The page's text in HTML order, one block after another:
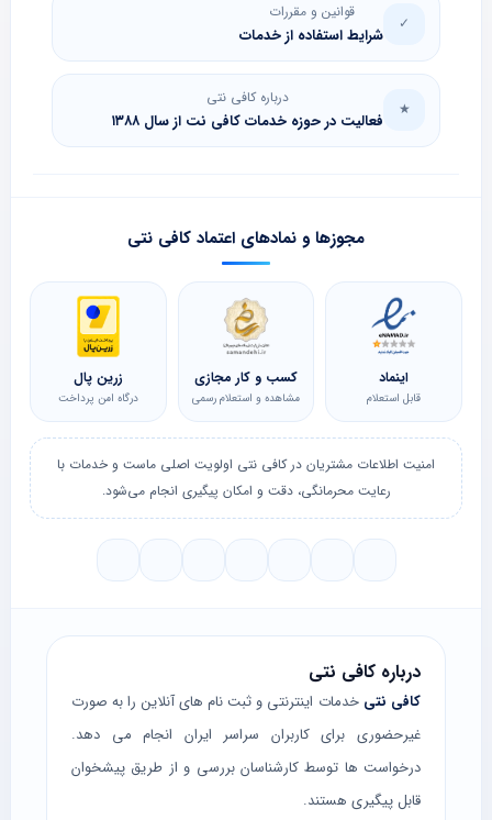
✓
قوانین و مقررات
شرایط استفاده از خدمات
★
درباره کافی نتی
فعالیت در حوزه خدمات کافی نت از سال ۱۳۸۸
مجوزها و نمادهای اعتماد کافی نتی
اینماد
قابل استعلام
کسب و کار مجازی
مشاهده و استعلام رسمی
زرین پال
درگاه امن پرداخت
امنیت اطلاعات مشتریان در کافی نتی اولویت اصلی ماست و خدمات با
رعایت محرمانگی، دقت و امکان پیگیری انجام می‌شود.
درباره کافی نتی
کافی نتی خدمات اینترنتی و ثبت نام های آنلاین را به صورت
غیرحضوری برای کاربران سراسر ایران انجام می دهد.
درخواست ها توسط کارشناسان بررسی و از طریق پیشخوان
قابل پیگیری هستند.